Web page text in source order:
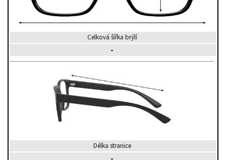
Celková šířka brýlí
-
Délka stranice